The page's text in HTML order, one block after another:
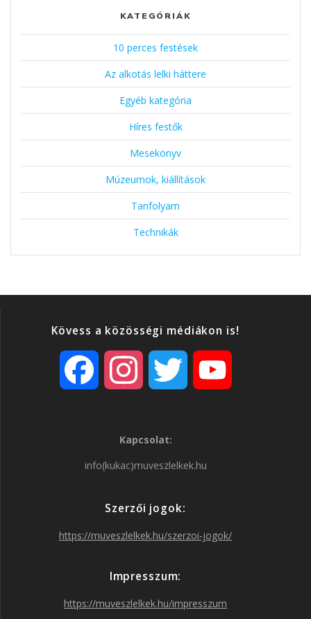
KATEGÓRIÁK
10 perces festések
Az alkotás lelki háttere
Egyéb kategória
Híres festők
Mesekönyv
Múzeumok, kiállítások
Tanfolyam
Technikák
Kövess a közösségi médiákon is!
o
s
r r
Kapcsolat:
info(kukac)muveszlelkek.hu
Szerzői jogok:
https://muveszlelkek.hu/szerzoi-jogok/
Impresszum:
https://muveszlelkek.hu/impresszum